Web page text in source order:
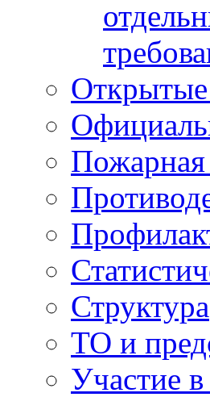
Пожарная
Структура
ТО и
Участие